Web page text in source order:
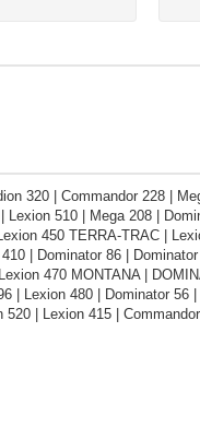
320 | Commandor 228 |
510 | Mega 208 |
450 TERRA-TRAC |
| Dominator 86 | Dominator
470 MONTANA |
| Lexion 480 | Dominator 56
| Lexion 415 | Commandor